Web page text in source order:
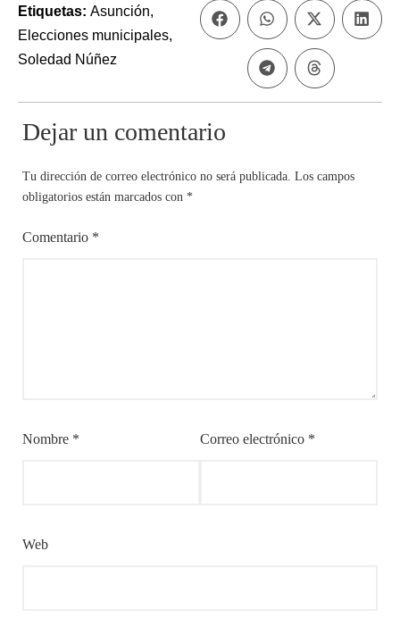
Etiquetas: Asunción,
Elecciones municipales,
Soledad Núñez
Dejar un comentario
Tu dirección de correo electrónico no será publicada. Los campos
obligatorios están marcados con *
Comentario *
Nombre * Correo electrónico *
Web